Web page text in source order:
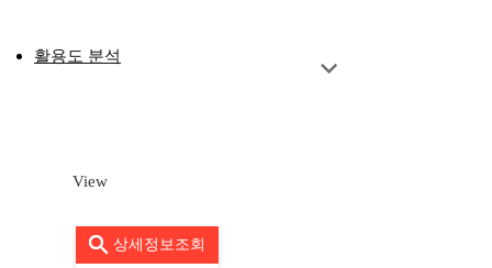
활용도 분석
View
상세정보조회